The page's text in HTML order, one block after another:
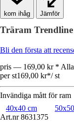
Jämför
Träram
Bli den första att
pris — 169,00 kr * Alla
per st169,00 kr*/ st
Invändiga mått för ram
40x40 cm
Art.nr 8631375